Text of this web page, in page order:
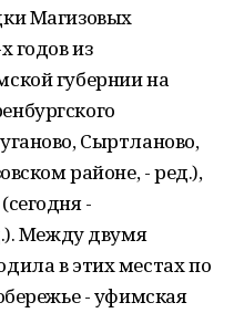
Магизовых
годов из
губернии на
Сыртланово,
районе, - ред.),
-
Между двумя
в этих местах по
- уфимская